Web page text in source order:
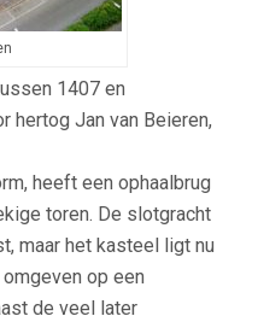
1407 en
hertog Jan van Beieren,
heeft een ophaalbrug
toren. De slotgracht
maar het kasteel ligt nu
op een
de veel later